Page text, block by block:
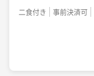
二食付き 事前決済可